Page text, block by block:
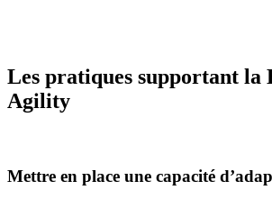
Les pratiques supportant la
Agility
Mettre en place une capacité